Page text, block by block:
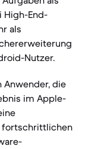
High-End-
als
Nutzer.
Anwender, die
im Apple-
fortschrittlichen